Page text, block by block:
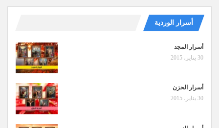
أسرار الوردية
أسرار المجد
30 يناير، 2015
أسرار الحزن
30 يناير، 2015